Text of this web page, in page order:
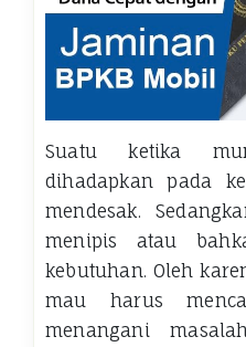
Suatu ketika
dihadapkan pada
mendesak.
menipis atau
kebutuhan. Oleh
mau harus
menangani